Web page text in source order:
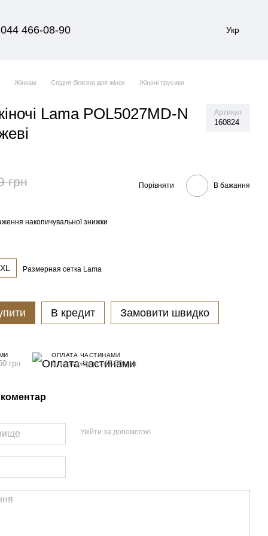
044 466-08-90 Укр
Жінкам Спідня білизна для жінок Жіночі трусики
Lama POL5027MD-N
Артикул
160824
грн Порівняти В бажання
накопичувальної знижки
Размерная сетка Lama
В кредит Замовити швидко
грн
ОПЛАТА ЧАСТИНАМИ
6 платежів по 47.50 грн
Увійти за допомогою